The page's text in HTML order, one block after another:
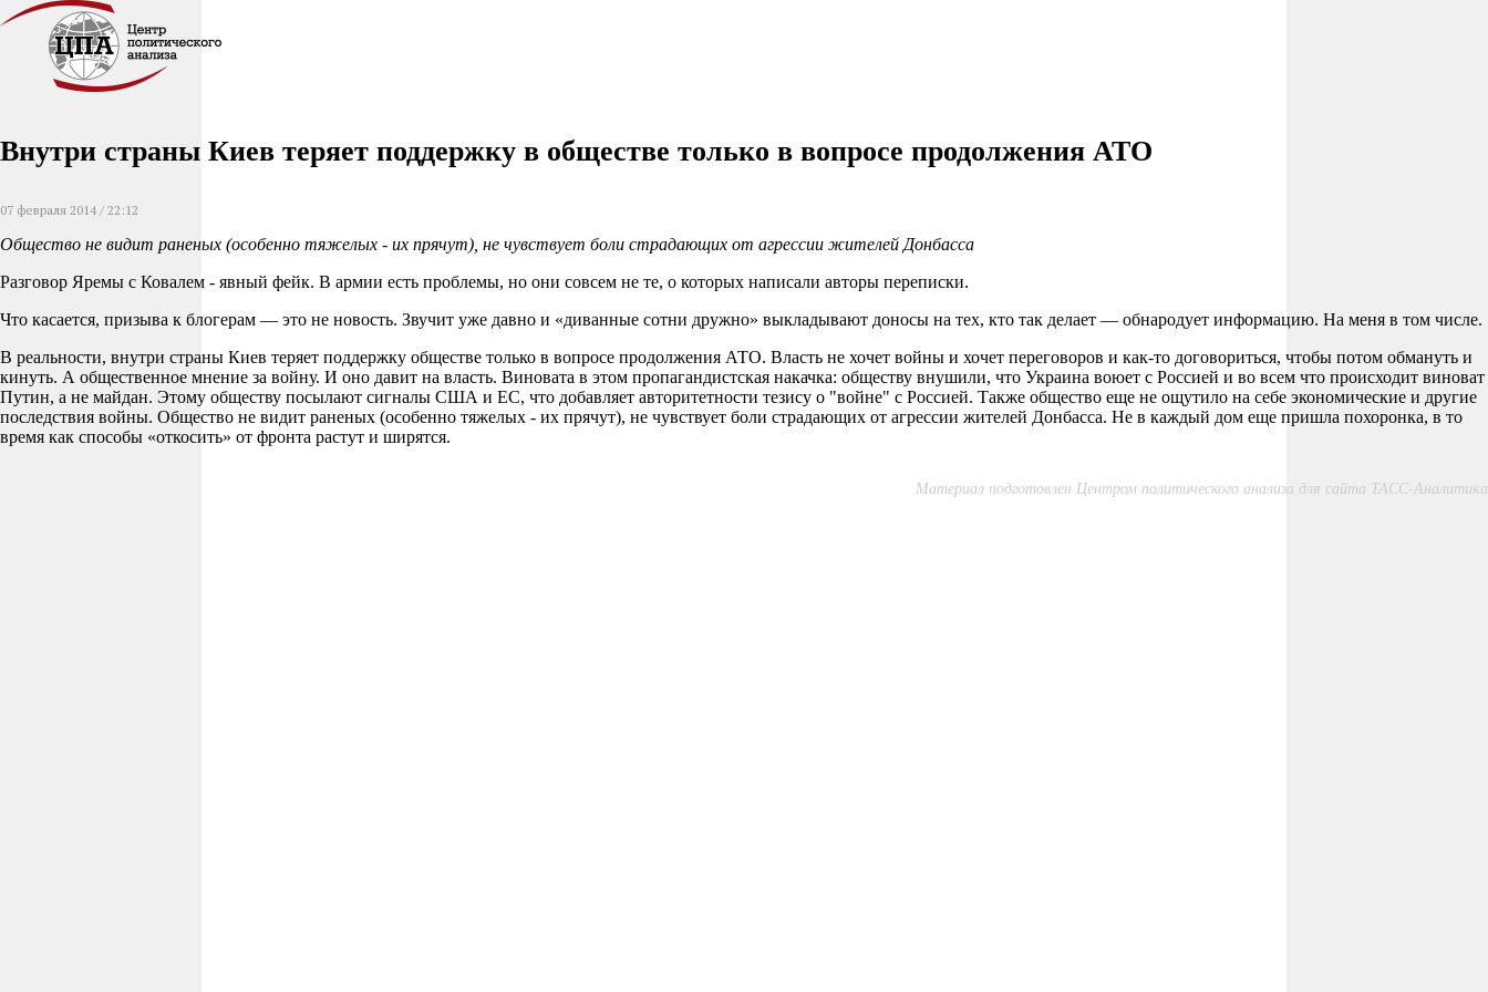
Внутри страны Киев теряет поддержку в обществе только в вопросе продолжения АТО
07 февраля 2014 / 22:12
Общество не видит раненых (особенно тяжелых - их прячут), не чувствует боли страдающих от агрессии жителей Донбасса
Разговор Яремы с Ковалем - явный фейк. В армии есть проблемы, но они совсем не те, о которых написали авторы переписки.
Что касается, призыва к блогерам — это не новость. Звучит уже давно и «диванные сотни дружно» выкладывают доносы на тех, кто так делает — обнародует информацию. На меня в том числе.
В реальности, внутри страны Киев теряет поддержку обществе только в вопросе продолжения АТО. Власть не хочет войны и хочет переговоров и как-то договориться, чтобы потом обмануть и
кинуть. А общественное мнение за войну. И оно давит на власть. Виновата в этом пропагандистская накачка: обществу внушили, что Украина воюет с Россией и во всем что происходит виноват
Путин, а не майдан. Этому обществу посылают сигналы США и ЕС, что добавляет авторитетности тезису о "войне" с Россией. Также общество еще не ощутило на себе экономические и другие
последствия войны. Общество не видит раненых (особенно тяжелых - их прячут), не чувствует боли страдающих от агрессии жителей Донбасса. Не в каждый дом еще пришла похоронка, в то
время как способы «откосить» от фронта растут и ширятся.
Материал подготовлен Центром политического анализа для сайта ТАСС-Аналитика